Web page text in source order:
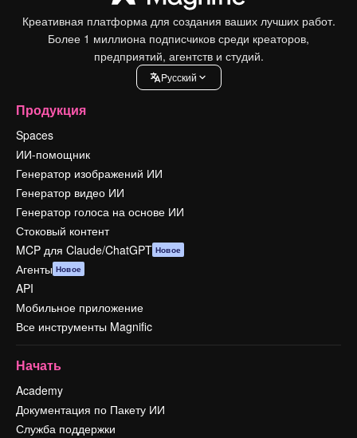
Креативная платформа для создания ваших лучших работ.
Более 1 миллиона подписчиков среди креаторов,
предприятий, агентств и студий.
Pусский
Продукция
Spaces
ИИ-помощник
Генератор изображений ИИ
Генератор видео ИИ
Генератор голоса на основе ИИ
Стоковый контент
MCP для Claude/ChatGPT Новое
Агенты Новое
API
Мобильное приложение
Все инструменты Magnific
Начать
Academy
Документация по Пакету ИИ
Служба поддержки